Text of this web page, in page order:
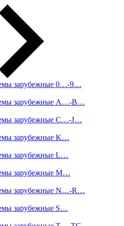
зарубежные 0…-9…
зарубежные A…-B…
зарубежные C…-J…
зарубежные K…
зарубежные L…
зарубежные M…
зарубежные N…-R…
зарубежные S…